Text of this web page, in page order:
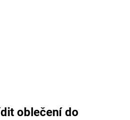
oblečení do